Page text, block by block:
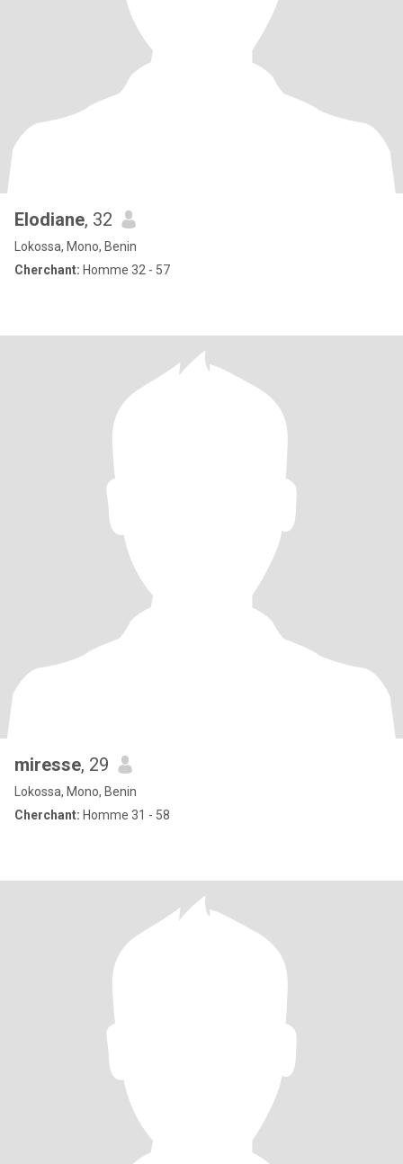
Elodiane, 32
Lokossa, Mono, Benin
Cherchant: Homme 32 - 57
miresse, 29
Lokossa, Mono, Benin
Cherchant: Homme 31 - 58